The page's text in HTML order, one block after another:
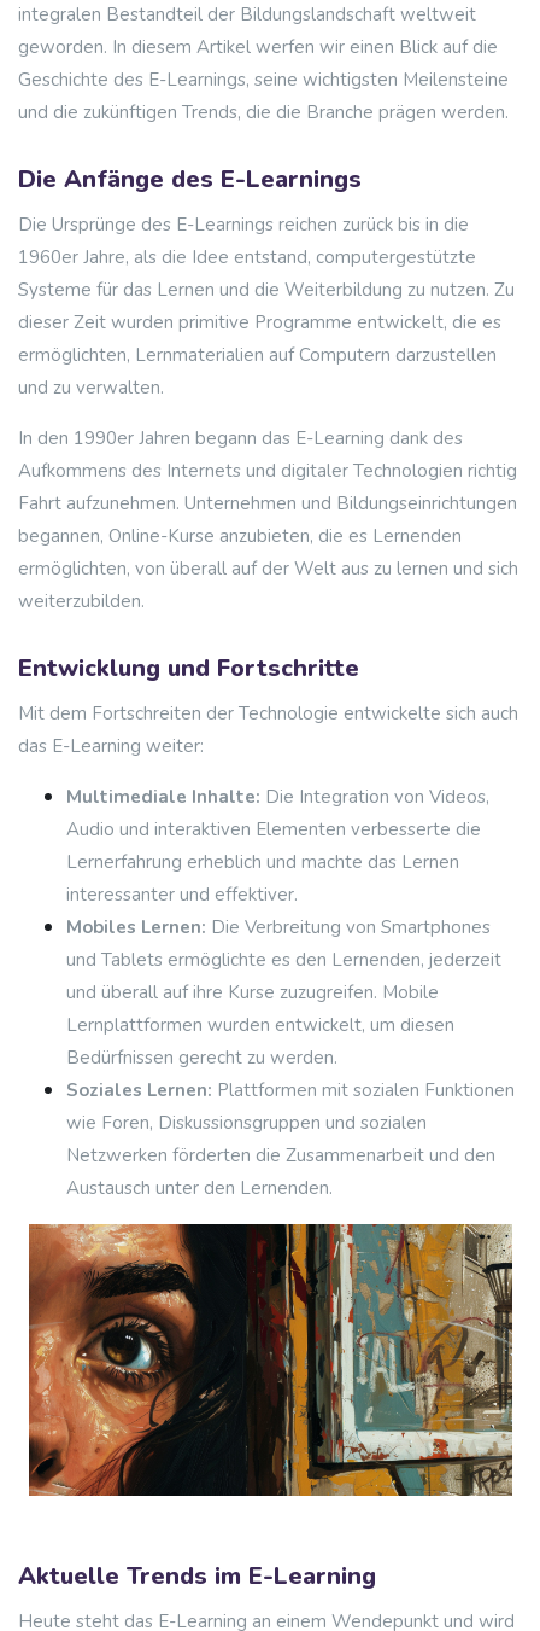
integralen Bestandteil der Bildungslandschaft weltweit
geworden. In diesem Artikel werfen wir einen Blick auf die
Geschichte des E-Learnings, seine wichtigsten Meilensteine
und die zukünftigen Trends, die die Branche prägen werden.
Die Anfänge des E-Learnings
Die Ursprünge des E-Learnings reichen zurück bis in die
1960er Jahre, als die Idee entstand, computergestützte
Systeme für das Lernen und die Weiterbildung zu nutzen. Zu
dieser Zeit wurden primitive Programme entwickelt, die es
ermöglichten, Lernmaterialien auf Computern darzustellen
und zu verwalten.
In den 1990er Jahren begann das E-Learning dank des
Aufkommens des Internets und digitaler Technologien richtig
Fahrt aufzunehmen. Unternehmen und Bildungseinrichtungen
begannen, Online-Kurse anzubieten, die es Lernenden
ermöglichten, von überall auf der Welt aus zu lernen und sich
weiterzubilden.
Entwicklung und Fortschritte
Mit dem Fortschreiten der Technologie entwickelte sich auch
das E-Learning weiter:
Multimediale Inhalte: Die Integration von Videos,
Audio und interaktiven Elementen verbesserte die
Lernerfahrung erheblich und machte das Lernen
interessanter und effektiver.
Mobiles Lernen: Die Verbreitung von Smartphones
und Tablets ermöglichte es den Lernenden, jederzeit
und überall auf ihre Kurse zuzugreifen. Mobile
Lernplattformen wurden entwickelt, um diesen
Bedürfnissen gerecht zu werden.
Soziales Lernen: Plattformen mit sozialen Funktionen
wie Foren, Diskussionsgruppen und sozialen
Netzwerken förderten die Zusammenarbeit und den
Austausch unter den Lernenden.
Aktuelle Trends im E-Learning
Heute steht das E-Learning an einem Wendepunkt und wird